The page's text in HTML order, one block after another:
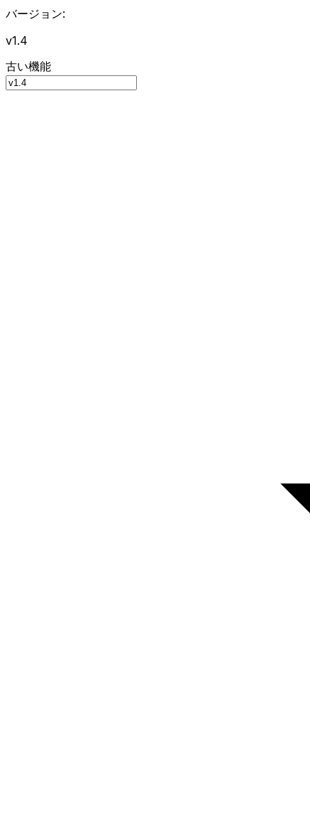
バージョン:
v1.4
古い機能